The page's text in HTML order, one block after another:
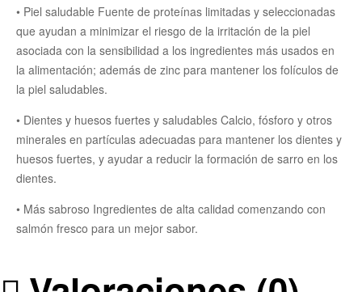
• Piel saludable Fuente de proteínas limitadas y seleccionadas
que ayudan a minimizar el riesgo de la irritación de la piel
asociada con la sensibilidad a los ingredientes más usados en
la alimentación; además de zinc para mantener los folículos de
la piel saludables.
• Dientes y huesos fuertes y saludables Calcio, fósforo y otros
minerales en partículas adecuadas para mantener los dientes y
huesos fuertes, y ayudar a reducir la formación de sarro en los
dientes.
• Más sabroso Ingredientes de alta calidad comenzando con
salmón fresco para un mejor sabor.